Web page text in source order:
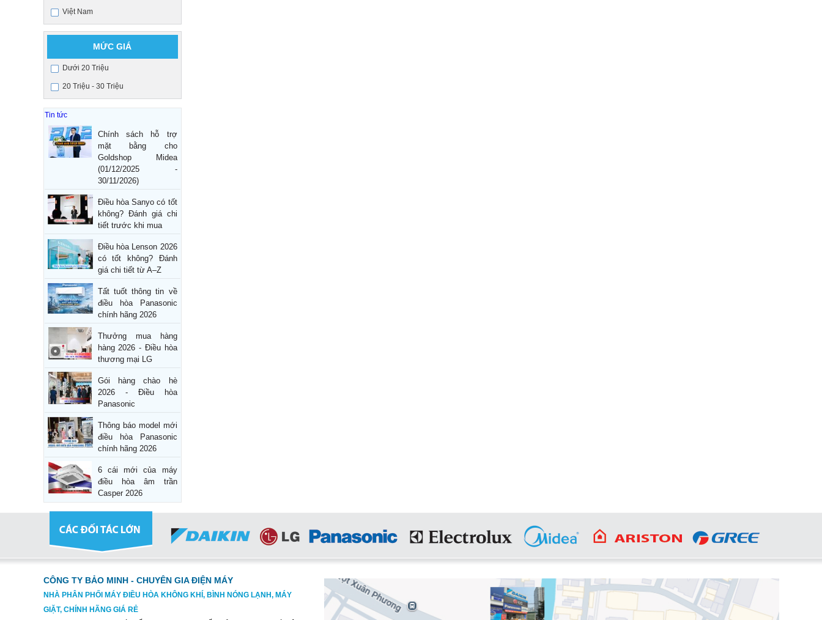
Việt Nam
MỨC GIÁ
Dưới 20 Triệu
20 Triệu - 30 Triệu
Tin tức
Chính sách hỗ trợ
mặt bằng cho
Goldshop Midea
(01/12/2025 -
30/11/2026)
Điều hòa Sanyo có tốt
không? Đánh giá chi
tiết trước khi mua
Điều hòa Lenson 2026
có tốt không? Đánh
giá chi tiết từ A–Z
Tất tuốt thông tin về
điều hòa Panasonic
chính hãng 2026
Thưởng mua hàng
hàng 2026 - Điều hòa
thương mại LG
Gói hàng chào hè
2026 - Điều hòa
Panasonic
Thông báo model mới
điều hòa Panasonic
chính hãng 2026
6 cái mới của máy
điều hòa âm trần
Casper 2026
CÔNG TY BẢO MINH - CHUYÊN GIA ĐIỆN MÁY
NHÀ PHÂN PHỐI MÁY ĐIỀU HÒA KHÔNG KHÍ, BÌNH NÓNG LẠNH, MÁY
GIẶT, CHÍNH HÃNG GIÁ RẺ